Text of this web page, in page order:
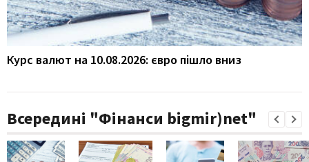
Курс валют на 10.08.2026: євро пішло вниз
Всередині "Фінанси bigmir)net"